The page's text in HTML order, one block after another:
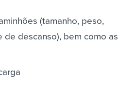
(tamanho, peso,
descanso), bem como as